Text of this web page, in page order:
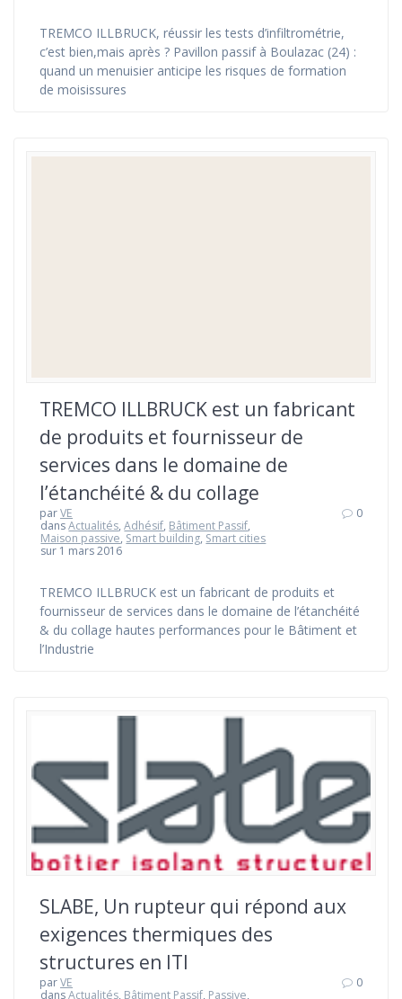
TREMCO ILLBRUCK, réussir les tests d’infiltrométrie,
c’est bien,mais après ? Pavillon passif à Boulazac (24) :
quand un menuisier anticipe les risques de formation
de moisissures
TREMCO ILLBRUCK est un fabricant
de produits et fournisseur de
services dans le domaine de
l’étanchéité & du collage
parVE
dansActualités,Adhésif, Bâtiment Passif,
Maison passive, Smart building, Smart cities
sur 1 mars 2016
0
TREMCO ILLBRUCK est un fabricant de produits et
fournisseur de services dans le domaine de l’étanchéité
& du collage hautes performances pour le Bâtiment et
l’Industrie
SLABE, Un rupteur qui répond aux
exigences thermiques des
structures en ITI
parVE
dansActualités, Bâtiment Passif, Passive,
0